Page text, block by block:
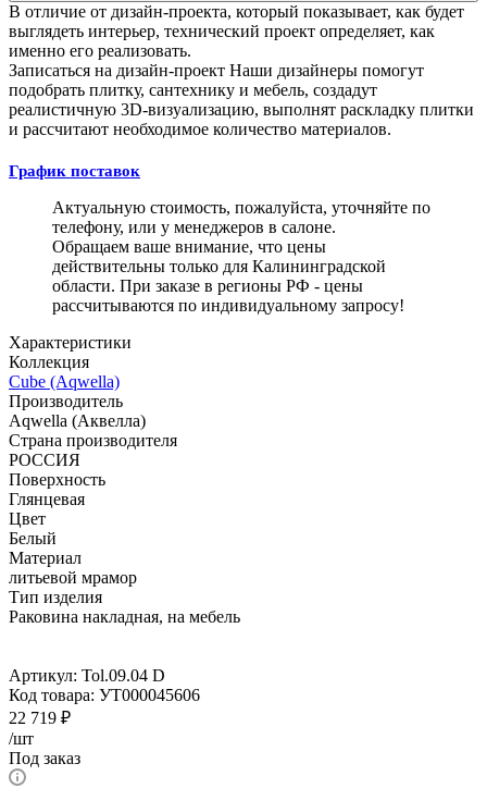
В отличие от дизайн-проекта, который показывает, как будет
выглядеть интерьер, технический проект определяет, как
именно его реализовать.
Записаться на дизайн-проект Наши дизайнеры помогут
подобрать плитку, сантехнику и мебель, создадут
реалистичную 3D-визуализацию, выполнят раскладку плитки
и рассчитают необходимое количество материалов.
График поставок
Актуальную стоимость, пожалуйста, уточняйте по
телефону, или у менеджеров в салоне.
Обращаем ваше внимание, что цены
действительны только для Калининградской
области. При заказе в регионы РФ - цены
рассчитываются по индивидуальному запросу!
Характеристики
Коллекция
Cube (Aqwella)
Производитель
Aqwella (Аквелла)
Страна производителя
РОССИЯ
Поверхность
Глянцевая
Цвет
Белый
Материал
литьевой мрамор
Тип изделия
Раковина накладная, на мебель
Артикул: Tol.09.04 D
Код товара: УТ000045606
22 719 ₽
/шт
Под заказ